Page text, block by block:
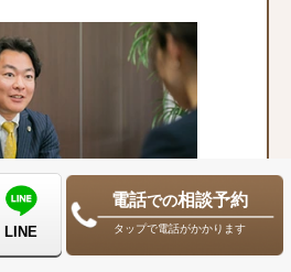
LINE
電話での相談予約
タップで電話がかかります